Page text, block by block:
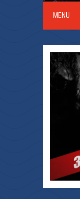
MENU